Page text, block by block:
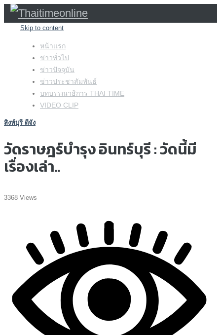
Skip to content
หน้าแรก
ข่าวทั่วไป
ข่าวปัจจุบัน
ข่าวประชาสัมพันธ์
บทบรรณาธิการ THAI TIME
VIDEO CLIP
สิงห์บุรี ดีจัง
วัดราษฎร์บำรุง อินทร์บุรี : วัดนี้มี
เรื่องเล่า..
3368 Views